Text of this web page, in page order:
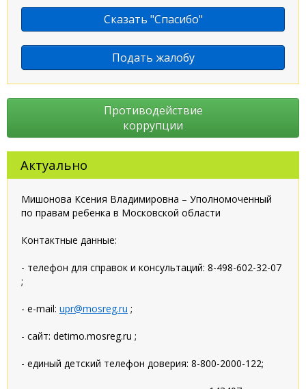
Сказать "Спасибо"
Подать жалобу
Противодействие
коррупции
Актуально
Мишонова Ксения Владимировна – Уполномоченный
по правам ребенка в Московской области
Контактные данные:
- телефон для справок и консультаций: 8-498-602-32-07
;
- e-mail: upr@mosreg.ru ;
- сайт: detimo.mosreg.ru ;
- единый детский телефон доверия: 8-800-2000-122;